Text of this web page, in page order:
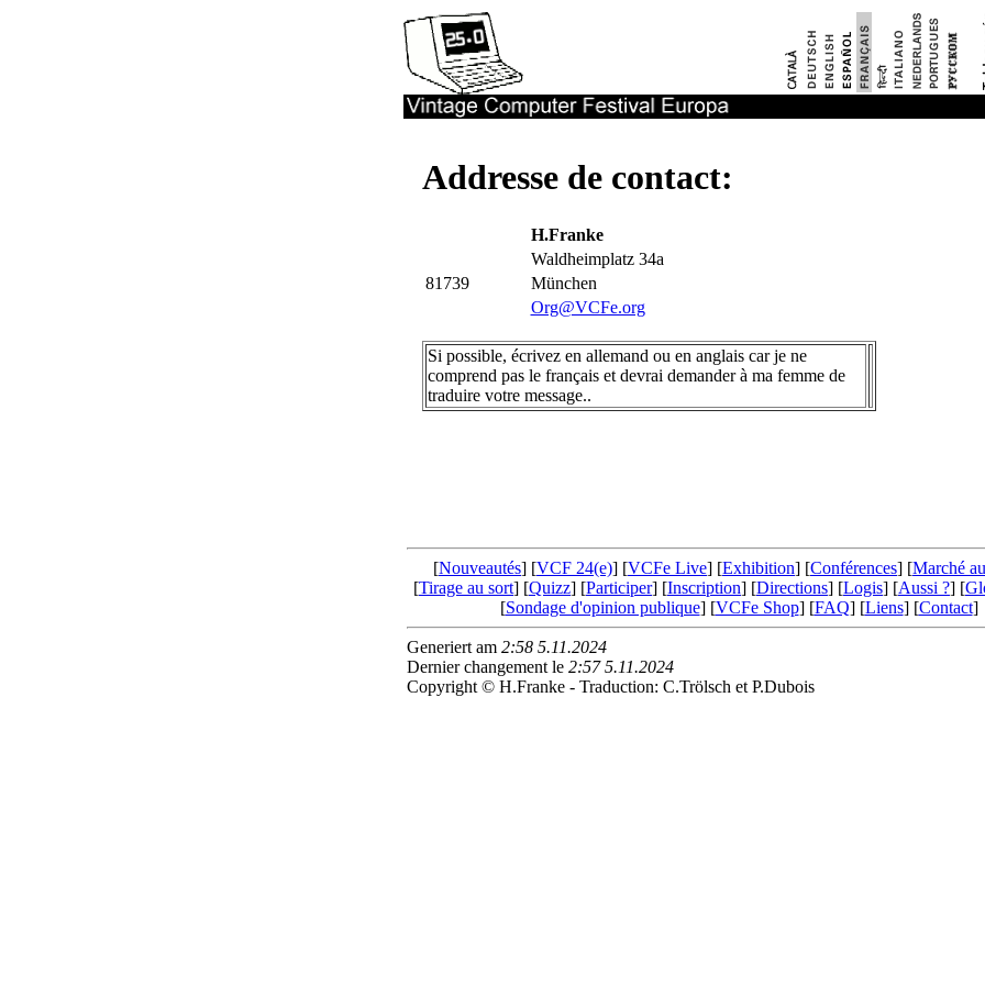
Addresse de contact:
H.Franke
Waldheimplatz 34a
81739
München
Org@VCFe.org
Si possible, écrivez en allemand ou en anglais car je ne
comprend pas le français et devrai demander à ma femme de
traduire votre message..
[Nouveautés] [VCF 24(e)] [VCFe Live] [Exhibition] [Conférences] [Marché
[Tirage au sort] [Quizz] [Participer] [Inscription] [Directions] [Logis] [Aussi ?] [
[Sondage d'opinion publique] [VCFe Shop] [FAQ] [Liens] [Contact]
Generiert am 2:58 5.11.2024
Dernier changement le 2:57 5.11.2024
Copyright © H.Franke - Traduction: C.Trölsch et P.Dubois